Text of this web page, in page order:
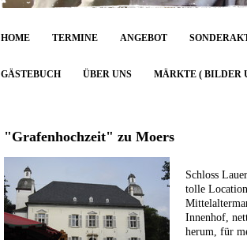
HOME TERMINE ANGEBOT
GÄSTEBUCH ÜBER UNS MÄRKTE ( BILDER
"Grafenhochzeit" zu Moers
Schloss
tolle
Innenhof,
herum, für